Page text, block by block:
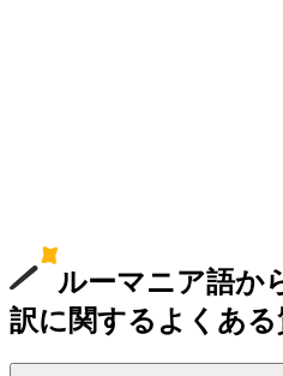
ルーマニア語か
訳に関するよくある